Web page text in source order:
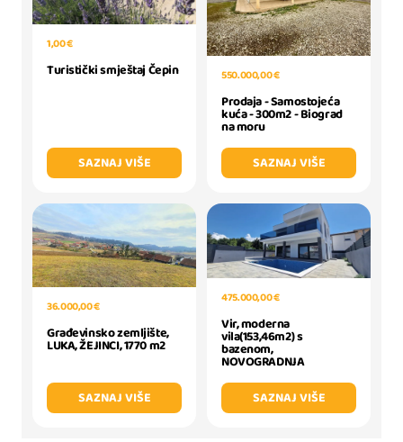
1,00 €
Turistički smještaj Čepin
SAZNAJ VIŠE
550.000,00 €
Prodaja - Samostojeća
kuća - 300m2 - Biograd
na moru
SAZNAJ VIŠE
36.000,00 €
Građevinsko zemljište,
LUKA, ŽEJINCI, 1770 m2
SAZNAJ VIŠE
475.000,00 €
Vir, moderna
vila(153,46m2) s
bazenom,
NOVOGRADNJA
SAZNAJ VIŠE